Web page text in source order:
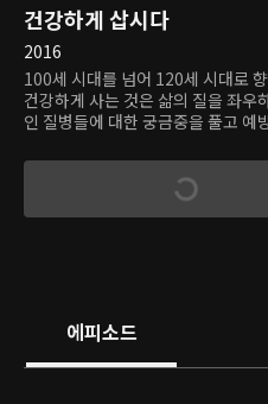
건강하게 삽시다
2016
100세 시대를 넘어 120세 시대로
건강하게 사는 것은 삶의 질을 좌우
인 질병들에 대한 궁금중을 풀고 예
에피소드